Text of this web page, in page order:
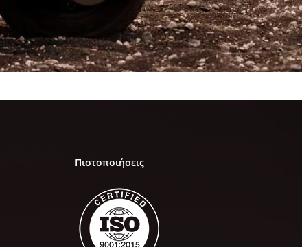
Πιστοποιήσεις